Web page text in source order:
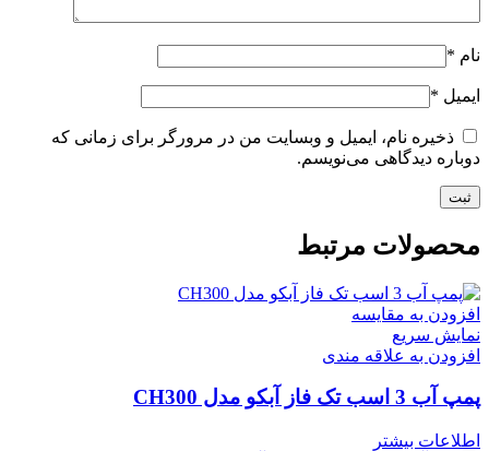
نام *
ایمیل *
ذخیره نام، ایمیل و وبسایت من در مرورگر برای زمانی که
دوباره دیدگاهی می‌نویسم.
محصولات مرتبط
افزودن به مقایسه
نمایش سریع
افزودن به علاقه مندی
پمپ آب 3 اسب تک فاز آبکو مدل CH300
اطلاعات بیشتر